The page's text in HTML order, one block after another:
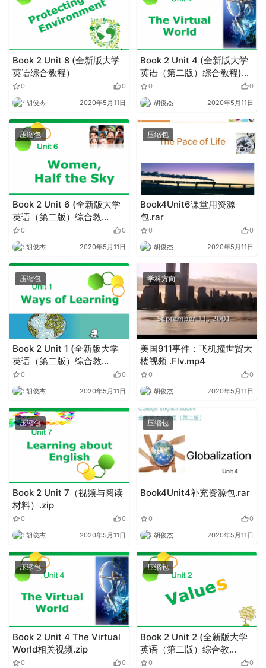
Book 2 Unit 8 (全新版大学
英语综合教程）
0 0
胡俊杰 2020年5月11日
Book 2 Unit 4 (全新版大学
英语（第二版）综合教程)
1.zip
0 0
胡俊杰 2020年5月11日
压缩包
Book 2 Unit 6 (全新版大学
英语（第二版）综合教
程).zip
0 0
胡俊杰 2020年5月11日
压缩包
Book4Unit6课堂用资源
包.rar
0 0
胡俊杰 2020年5月11日
压缩包
Book 2 Unit 1 (全新版大学
英语（第二版）综合教
程).zip
0 0
胡俊杰 2020年5月11日
学科方向
美国911事件：飞机撞世贸大
楼视频 .Flv.mp4
0 0
胡俊杰 2020年5月11日
压缩包
Book 2 Unit 7（视频与阅读
材料）.zip
0 0
胡俊杰 2020年5月11日
压缩包
Book4Unit4补充资源包.rar
0 0
胡俊杰 2020年5月11日
压缩包
Book 2 Unit 4 The Virtual
World相关视频.zip
0 0
压缩包
Book 2 Unit 2 (全新版大学
英语（第二版）综合教
程).zip
0 0